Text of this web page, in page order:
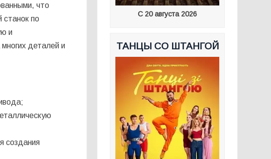
что
станок по
и
деталей и
создания
С 20 августа 2026
ТАНЦЫ СО ШТАНГОЙ